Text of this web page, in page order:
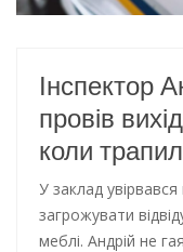
Інспектор
провів
коли
У заклад
загрожувати
меблі. Андрій не